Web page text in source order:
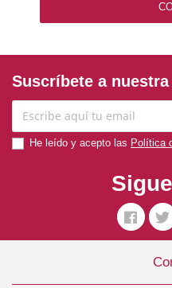
Transportín
Suscríbete a
He leído y acepto las Política